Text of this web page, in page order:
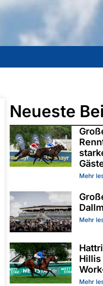
Neueste
Mehr
Mehr
Hillis
Mehr